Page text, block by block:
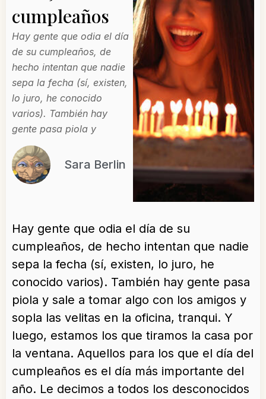
cumpleaños
Hay gente que odia el día
de su cumpleaños, de
hecho intentan que nadie
sepa la fecha (sí, existen,
lo juro, he conocido
varios). También hay
gente pasa piola y
Sara Berlin
Hay gente que odia el día de su
cumpleaños, de hecho intentan que nadie
sepa la fecha (sí, existen, lo juro, he
conocido varios). También hay gente pasa
piola y sale a tomar algo con los amigos y
sopla las velitas en la oficina, tranqui. Y
luego, estamos los que tiramos la casa por
la ventana. Aquellos para los que el día del
cumpleaños es el día más importante del
año. Le decimos a todos los desconocidos